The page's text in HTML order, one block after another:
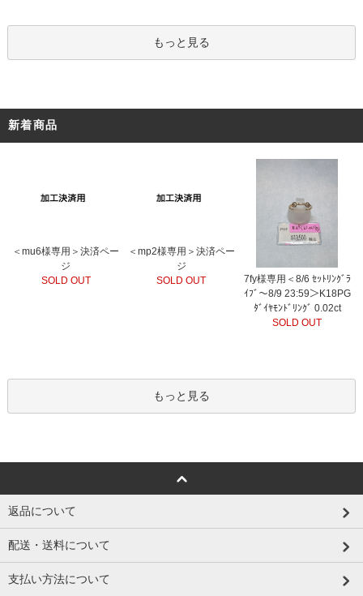
もっと見る
新着商品
＜mu6様専用＞決済ペー
ジ
SOLD OUT
＜mp2様専用＞決済ペー
ジ
SOLD OUT
7fy様専用＜8/6 ｾｯﾄﾘﾝｸﾞﾗ
ｲﾌﾞ～8/9 23:59＞K18PG
ﾀﾞｲﾔﾓﾝﾄﾞﾘﾝｸﾞ 0.02ct
SOLD OUT
もっと見る
返品について
配送・送料について
支払い方法について